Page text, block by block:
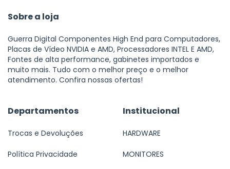
Sobre a loja
Guerra Digital Componentes High End para Computadores,
Placas de Vídeo NVIDIA e AMD, Processadores INTEL E AMD,
Fontes de alta performance, gabinetes importados e
muito mais. Tudo com o melhor preço e o melhor
atendimento. Confira nossas ofertas!
Departamentos
Trocas e Devoluções
Política Privacidade
Institucional
HARDWARE
MONITORES